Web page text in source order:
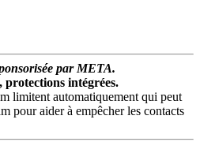
par META.
protections intégrées.
limitent automatiquement qui peut
pour aider à empêcher les contacts